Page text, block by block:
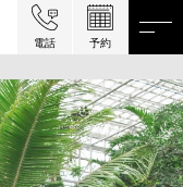
電話 予約